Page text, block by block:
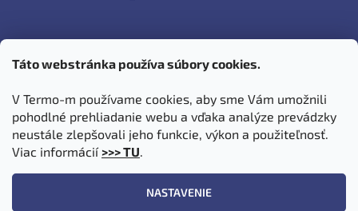
Táto webstránka používa súbory cookies.
V Termo-m používame cookies, aby sme Vám umožnili
pohodlné prehliadanie webu a vďaka analýze prevádzky
neustále zlepšovali jeho funkcie, výkon a použiteľnosť.
Viac informácií >>> TU.
NASTAVENIE
Prijímame online platby